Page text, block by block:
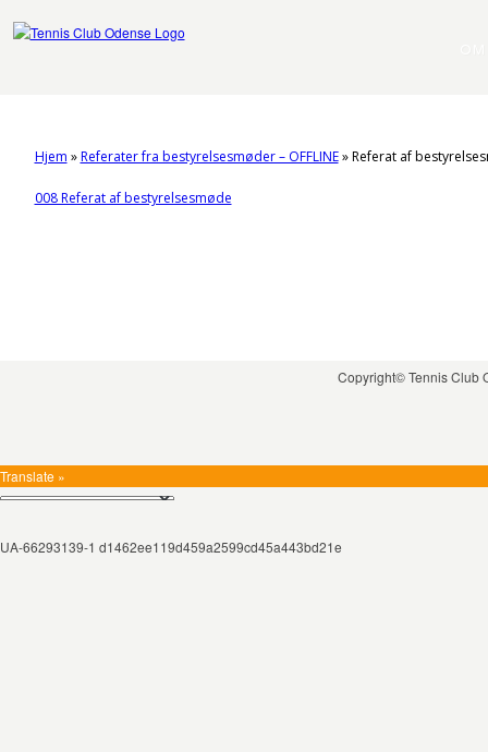
Hjem »Referater fra bestyrelsesmøder – OFFLINE»Referat af
008 Referat af bestyrelsesmøde
Copyright© Tennis Club
Translate »
UA-66293139-1 d1462ee119d459a2599cd45a443bd21e